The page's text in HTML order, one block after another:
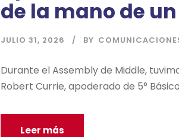
de la mano de
JULIO 31, 2026 BY
Durante el Assembly de Middle,
Robert Currie, apoderado de 5°
Leer más